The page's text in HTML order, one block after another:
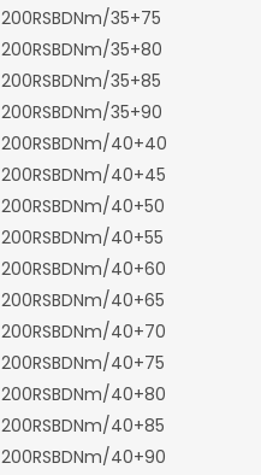
200RSBDNm/35+75
200RSBDNm/35+80
200RSBDNm/35+85
200RSBDNm/35+90
200RSBDNm/40+40
200RSBDNm/40+45
200RSBDNm/40+50
200RSBDNm/40+55
200RSBDNm/40+60
200RSBDNm/40+65
200RSBDNm/40+70
200RSBDNm/40+75
200RSBDNm/40+80
200RSBDNm/40+85
200RSBDNm/40+90